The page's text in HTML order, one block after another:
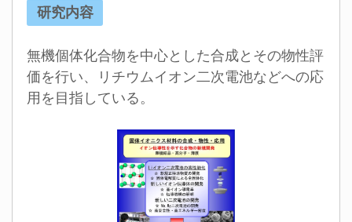
研究内容
無機個体化合物を中心とした合成とその物性評
価を行い、リチウムイオン二次電池などへの応
用を目指している。